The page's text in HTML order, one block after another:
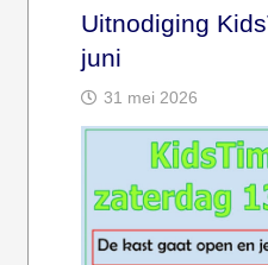
Uitnodiging
juni
31 mei 2026